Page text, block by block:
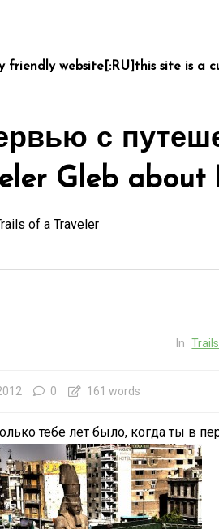
friendly website[:RU]this site is a
с
Gleb about
of a Traveler
In
0 161 words
тебе лет было,
In Social club